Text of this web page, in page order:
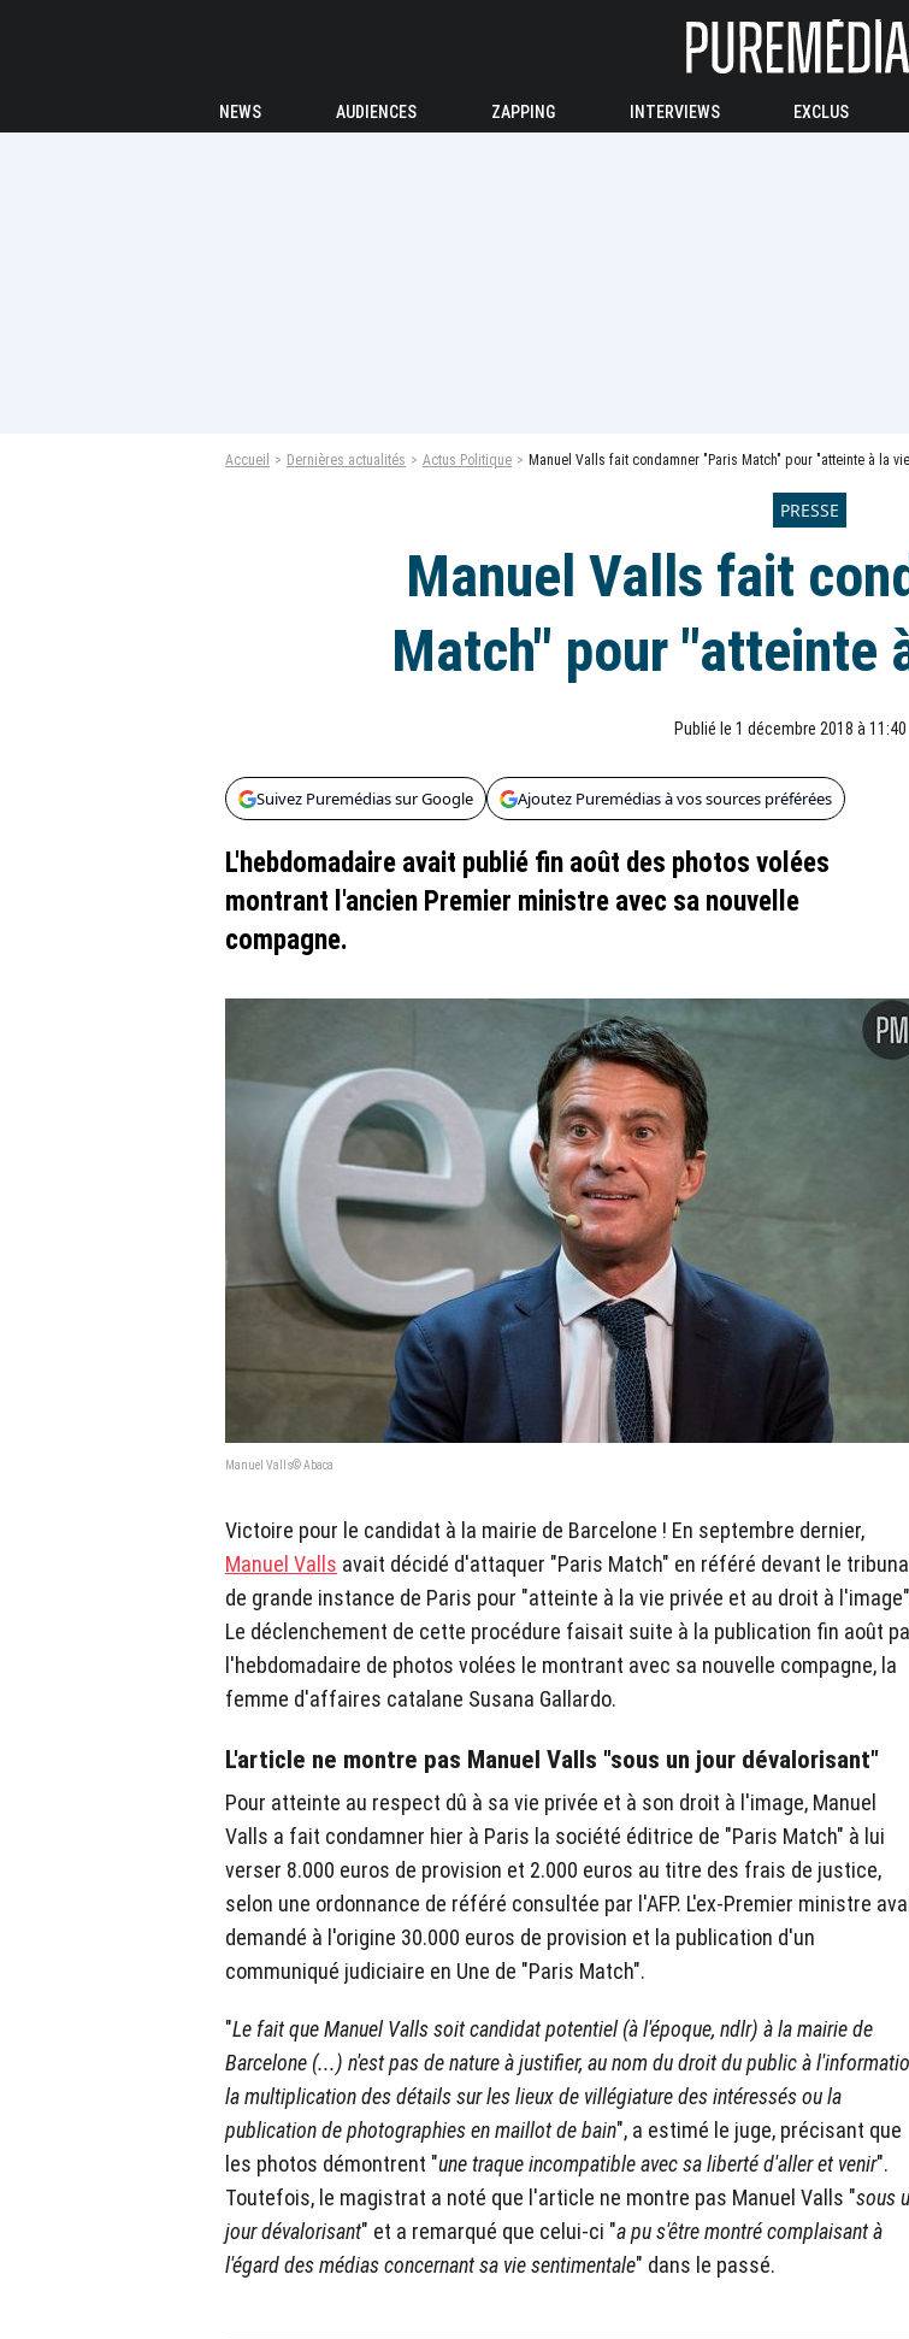
NEWS AUDIENCES ZAPPING INTERVIEWS EXCLUS
Accueil Dernières actualités Actus Politique Manuel Valls fait condamner "Paris Match" pour "atteinte à la
PRESSE
Manuel Valls fait
Match" pour "atteinte
Publié le 1 décembre 2018 à 11:40
Suivez Puremédias sur Google Ajoutez Puremédias à vos sources préférées
L'hebdomadaire avait publié fin août des photos volées
montrant l'ancien Premier ministre avec sa nouvelle
compagne.
Manuel Valls© Abaca
Victoire pour le candidat à la mairie de Barcelone ! En septembre dernier,
Manuel Valls avait décidé d'attaquer "Paris Match" en référé devant le tribunal
de grande instance de Paris pour "atteinte à la vie privée et au droit à
Le déclenchement de cette procédure faisait suite à la publication fin août
l'hebdomadaire de photos volées le montrant avec sa nouvelle compagne, la
femme d'affaires catalane Susana Gallardo.
L'article ne montre pas Manuel Valls "sous un jour dévalorisant"
Pour atteinte au respect dû à sa vie privée et à son droit à l'image, Manuel
Valls a fait condamner hier à Paris la société éditrice de "Paris Match" à lui
verser 8.000 euros de provision et 2.000 euros au titre des frais de justice,
selon une ordonnance de référé consultée par l'AFP. L'ex-Premier ministre
demandé à l'origine 30.000 euros de provision et la publication d'un
communiqué judiciaire en Une de "Paris Match".
"Le fait que Manuel Valls soit candidat potentiel (à l'époque, ndlr) à la mairie de
Barcelone (...) n'est pas de nature à justifier, au nom du droit du public à
la multiplication des détails sur les lieux de villégiature des intéressés ou la
publication de photographies en maillot de bain", a estimé le juge, précisant que
les photos démontrent "une traque incompatible avec sa liberté d'aller et venir".
Toutefois, le magistrat a noté que l'article ne montre pas Manuel Valls "sous
jour dévalorisant" et a remarqué que celui-ci "a pu s'être montré complaisant à
l'égard des médias concernant sa vie sentimentale" dans le passé.